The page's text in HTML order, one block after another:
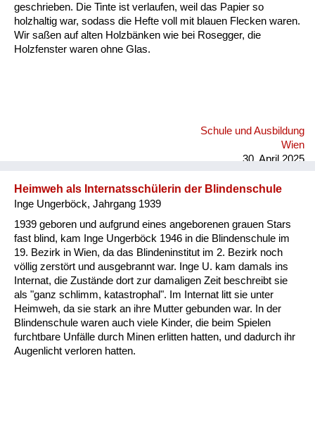
geschrieben. Die Tinte ist verlaufen, weil das Papier so
holzhaltig war, sodass die Hefte voll mit blauen Flecken waren.
Wir saßen auf alten Holzbänken wie bei Rosegger, die
Holzfenster waren ohne Glas.
Schule und Ausbildung
Wien
30. April 2025
Heimweh als Internatsschülerin der Blindenschule
Inge Ungerböck, Jahrgang 1939
1939 geboren und aufgrund eines angeborenen grauen Stars
fast blind, kam Inge Ungerböck 1946 in die Blindenschule im
19. Bezirk in Wien, da das Blindeninstitut im 2. Bezirk noch
völlig zerstört und ausgebrannt war. Inge U. kam damals ins
Internat, die Zustände dort zur damaligen Zeit beschreibt sie
als "ganz schlimm, katastrophal". Im Internat litt sie unter
Heimweh, da sie stark an ihre Mutter gebunden war. In der
Blindenschule waren auch viele Kinder, die beim Spielen
furchtbare Unfälle durch Minen erlitten hatten, und dadurch ihr
Augenlicht verloren hatten.